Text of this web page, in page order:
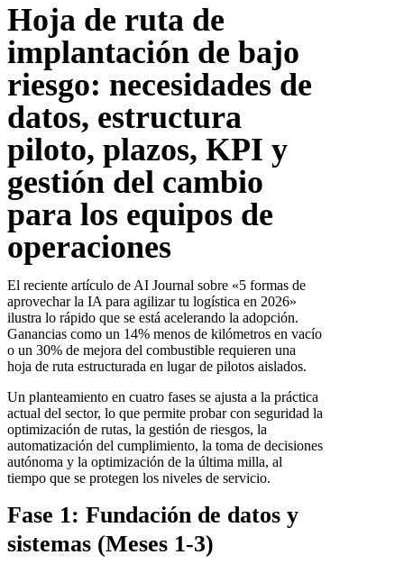
Hoja de ruta de
implantación de bajo
riesgo: necesidades de
datos, estructura
piloto, plazos, KPI y
gestión del cambio
para los equipos de
operaciones
El reciente artículo de AI Journal sobre «5 formas de
aprovechar la IA para agilizar tu logística en 2026»
ilustra lo rápido que se está acelerando la adopción.
Ganancias como un 14% menos de kilómetros en vacío
o un 30% de mejora del combustible requieren una
hoja de ruta estructurada en lugar de pilotos aislados.
Un planteamiento en cuatro fases se ajusta a la práctica
actual del sector, lo que permite probar con seguridad la
optimización de rutas, la gestión de riesgos, la
automatización del cumplimiento, la toma de decisiones
autónoma y la optimización de la última milla, al
tiempo que se protegen los niveles de servicio.
Fase 1: Fundación de datos y
sistemas (Meses 1-3)